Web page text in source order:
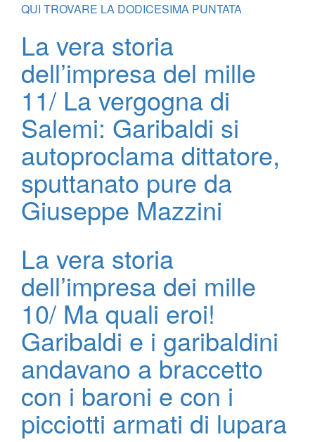
QUI TROVARE LA DODICESIMA PUNTATA
La vera storia
dell’impresa del mille
11/ La vergogna di
Salemi: Garibaldi si
autoproclama dittatore,
sputtanato pure da
Giuseppe Mazzini
La vera storia
dell’impresa dei mille
10/ Ma quali eroi!
Garibaldi e i garibaldini
andavano a braccetto
con i baroni e con i
picciotti armati di lupara